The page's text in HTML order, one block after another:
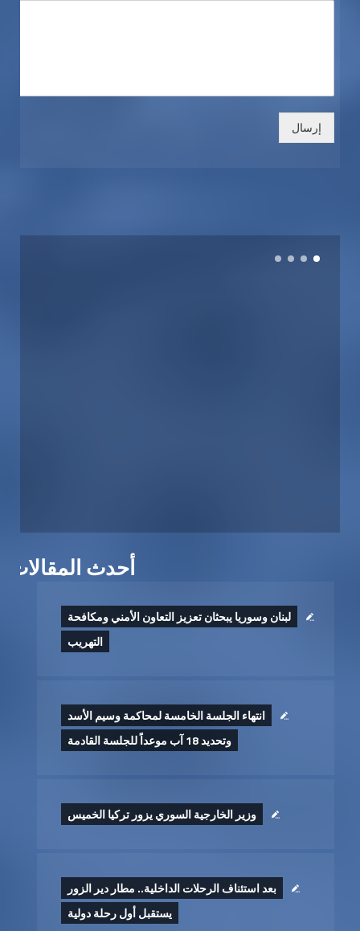
إرسال
أحدث المقالات
لبنان وسوريا يبحثان تعزيز التعاون الأمني ومكافحة
التهريب
انتهاء الجلسة الخامسة لمحاكمة وسيم الأسد
وتحديد 18 آب موعداً للجلسة القادمة
وزير الخارجية السوري يزور تركيا الخميس
بعد استئناف الرحلات الداخلية.. مطار دير الزور
يستقبل أول رحلة دولية